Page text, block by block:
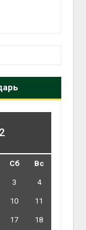
Сб Вс
3 4
10 11
17 18